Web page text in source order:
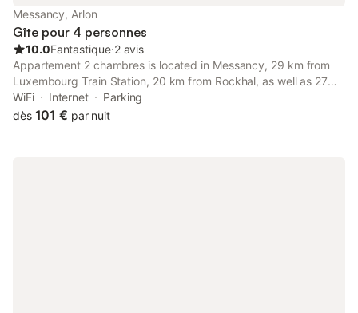
Messancy, Arlon
Gîte pour 4 personnes
10.0Fantastique⋅2 avis
Appartement 2 chambres is located in Messancy, 29 km from
Luxembourg Train Station, 20 km from Rockhal, as well as 27
km from National Theatre Luxembourg.
WiFi Internet
Parking
dès 101 € par nuit